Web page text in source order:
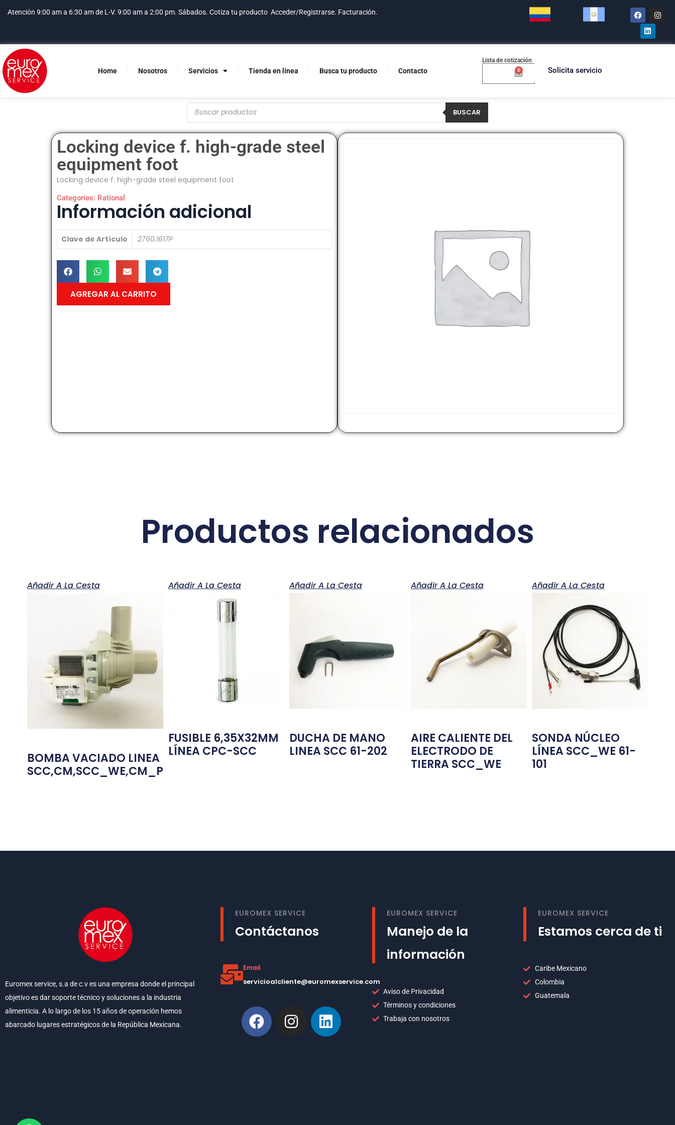
Atención 9:00 am a 6:30 am de L-V. 9:00 am a 2:00 pm. Sábados. Cotiza tu producto Acceder/Registrarse. Facturación.
Home Nosotros Servicios Tienda en línea Busca tu producto Contacto
Lista de cotización
0 Solicita servicio
BUSCAR
Locking device f. high-grade steel
equipment foot
Locking device f. high-grade steel equipment foot
Categories: Rational
Información adicional
Clave de Artículo 2760.1617P
AGREGAR AL CARRITO
Productos relacionados
Añadir A La Cesta
BOMBA VACIADO LINEA
SCC,CM,SCC_WE,CM_P
Añadir A La Cesta
FUSIBLE 6,35X32MM
LÍNEA CPC-SCC
Añadir A La Cesta
DUCHA DE MANO
LINEA SCC 61-202
Añadir A La Cesta
AIRE CALIENTE DEL
ELECTRODO DE
TIERRA SCC_WE
Añadir A La Cesta
SONDA NÚCLEO
LÍNEA SCC_WE 61-
101
Euromex service, s.a de c.v es una empresa donde el principal
objetivo es dar soporte técnico y soluciones a la industria
alimenticia. A lo largo de los 15 años de operación hemos
abarcado lugares estratégicos de la República Mexicana.
EUROMEX SERVICE
Contáctanos
Email
servicioalcliente@euromexservice.com
EUROMEX SERVICE
Manejo de la
información
Aviso de Privacidad
Términos y condiciones
Trabaja con nosotros
EUROMEX SERVICE
Estamos cerca de ti
Caribe Mexicano
Colombia
Guatemala